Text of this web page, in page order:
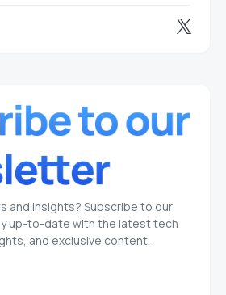
and insights? Subscribe to our
up-to-date with the latest tech
and exclusive content.